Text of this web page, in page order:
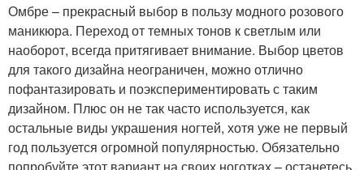
Омбре – прекрасный выбор в пользу модного розового
маникюра. Переход от темных тонов к светлым или
наоборот, всегда притягивает внимание. Выбор цветов
для такого дизайна неограничен, можно отлично
пофантазировать и поэкспериментировать с таким
дизайном. Плюс он не так часто используется, как
остальные виды украшения ногтей, хотя уже не первый
год пользуется огромной популярностью. Обязательно